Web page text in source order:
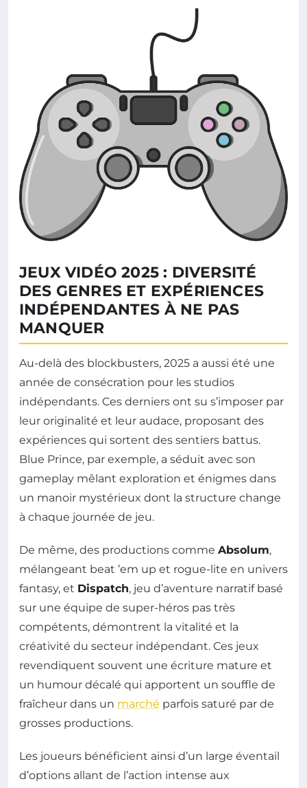
JEUX VIDÉO 2025 : DIVERSITÉ
DES GENRES ET EXPÉRIENCES
INDÉPENDANTES À NE PAS
MANQUER
Au-delà des blockbusters, 2025 a aussi été une
année de consécration pour les studios
indépendants. Ces derniers ont su s’imposer par
leur originalité et leur audace, proposant des
expériences qui sortent des sentiers battus.
Blue Prince, par exemple, a séduit avec son
gameplay mêlant exploration et énigmes dans
un manoir mystérieux dont la structure change
à chaque journée de jeu.
De même, des productions comme Absolum,
mélangeant beat ’em up et rogue-lite en univers
fantasy, et Dispatch, jeu d’aventure narratif basé
sur une équipe de super-héros pas très
compétents, démontrent la vitalité et la
créativité du secteur indépendant. Ces jeux
revendiquent souvent une écriture mature et
un humour décalé qui apportent un souffle de
fraîcheur dans un marché parfois saturé par de
grosses productions.
Les joueurs bénéficient ainsi d’un large éventail
d’options allant de l’action intense aux